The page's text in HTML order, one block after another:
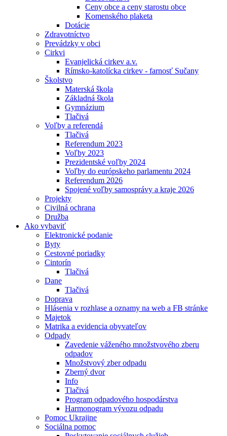
Ceny obce a ceny starostu obce
Komenského plaketa
Dotácie
Zdravotníctvo
Prevádzky v obci
Cirkvi
Evanjelická cirkev a.v.
Rímsko-katolícka cirkev - farnosť Sučany
Školstvo
Materská škola
Základná škola
Gymnázium
Tlačivá
Voľby a referendá
Tlačivá
Referendum 2023
Voľby 2023
Prezidentské voľby 2024
Voľby do európskeho parlamentu 2024
Referendum 2026
Spojené voľby samosprávy a kraje 2026
Projekty
Civilná ochrana
Družba
Ako vybaviť
Elektronické podanie
Byty
Cestovné poriadky
Cintorín
Tlačivá
Dane
Tlačivá
Doprava
Hlásenia v rozhlase a oznamy na web a FB stránke
Majetok
Matrika a evidencia obyvateľov
Odpady
Zavedenie váženého množstvového zberu
odpadov
Množstvový zber odpadu
Zberný dvor
Info
Tlačivá
Program odpadového hospodárstva
Harmonogram vývozu odpadu
Pomoc Ukrajine
Sociálna pomoc